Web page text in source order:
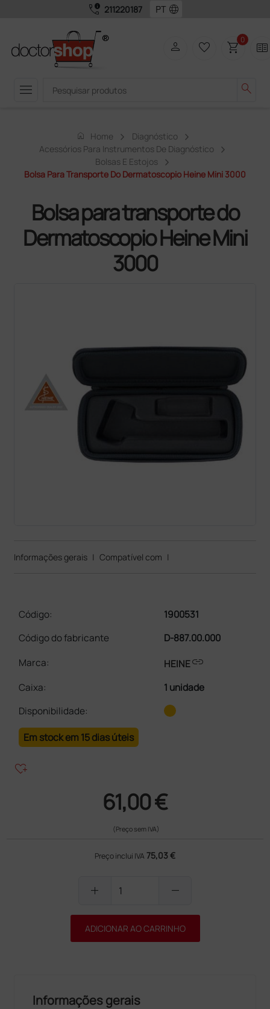
call_quality 211220187 language
menu search
person favorite_border shopping_cart0 two_pager
home Home
Diagnóstico
Acessórios Para Instrumentos De Diagnóstico
Bolsas E Estojos
Bolsa Para Transporte Do Dermatoscopio Heine Mini 3000
Bolsa para transporte do
Dermatoscopio Heine Mini
3000
Informações gerais | Compatível com |
Código:
1900531
Código do fabricante
D-887.00.000
Marca:
HEINElink
Caixa:
1 unidade
Disponibilidade:
Em stock em 15 dias úteis
heart_plus
61,00 €
(Preço sem IVA)
Preço inclui IVA 75,03 €
add remove
ADICIONAR AO CARRINHO
Informações gerais